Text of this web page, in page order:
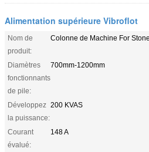
Alimentation supérieure Vibroflot
Nom de
produit:
Colonne de Machine For
Diamètres
fonctionnants
de pile:
700mm-1200mm
Développez
la puissance:
200 KVAS
Courant
évalué:
148 A